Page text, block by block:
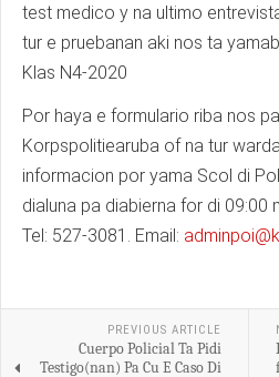
test medico y na ultimo
tur e pruebanan aki nos ta
Klas N4-2020
Por haya e formulario riba nos
Korpspolitiearuba of na tur
informacion por yama Scol di
dialuna pa diabierna for di 09:00
Tel: 527-3081. Email:
PREVIOUS ARTICLE
Cuerpo Policial Ta Pidi
Testigo(nan) Pa Cu E Caso Di